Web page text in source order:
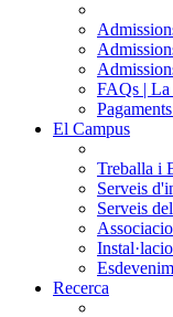
FAQs | La
El Campus
Treballa i
Serveis
Serveis
Recerca